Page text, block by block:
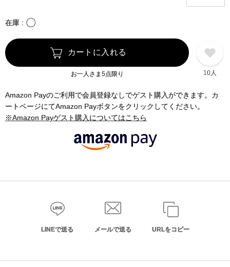
在庫 〇
カートに入れる
お一人さま5点限り 10人
Amazon Payのご利用で会員登録なしでゲスト購入ができます。カ
ートページにてAmazon Payボタンをクリックしてください。
※Amazon Payゲスト購入についてはこちら
LINEで送る メールで送る URLをコピー